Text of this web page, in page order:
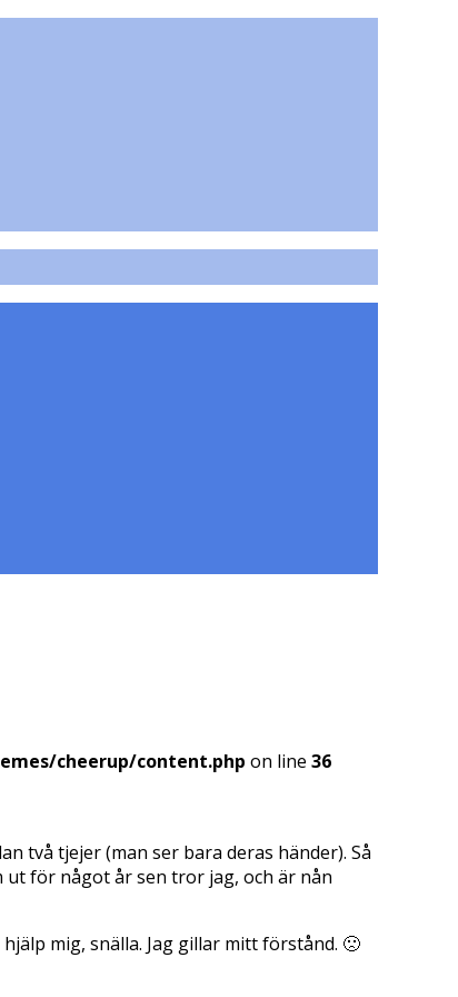
cheerup/content.php on line 36
två tjejer (man ser bara deras händer). Så
ut för något år sen tror jag, och är nån
mig, snälla. Jag gillar mitt förstånd. 🙁